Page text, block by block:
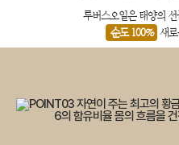
루버스오일은 태양의
순도 100% 새